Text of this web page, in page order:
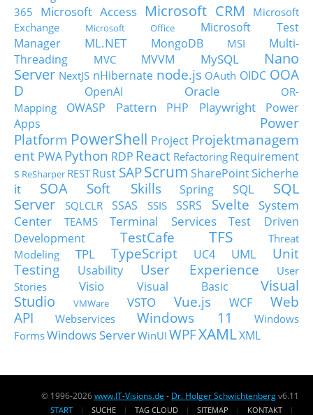
365
Microsoft Access Microsoft CRM
Microsoft
Exchange
Microsoft Office
Microsoft Test
Manager
ML.NET MongoDB MSI
Multi-
Threading
MVC MVVM MySQL
Nano
Server NextJS nHibernate node.js OAuth OIDC OOA
D
OpenAI Oracle
OR-
Mapping
OWASP Pattern PHP Playwright
Power
Apps
Power
Platform PowerShell Project Projektmanagem
ent PWA Python RDP React Refactoring Requirement
s ReSharper RESTRust SAPScrum SharePointSicherhe
it
SOA Soft Skills Spring SQL
SQL
Server
SQLCLR SSAS SSIS SSRS Svelte
System
Center
TEAMS Terminal Services
Test Driven
Development
TestCafe TFS
Threat
Modeling
TPL TypeScript UC4 UML
Unit
Testing
Usability User Experience
User
Stories
Visio Visual Basic
Visual
Studio
VMWare VSTO Vue.js WCF
Web
API
Webservices Windows 11
Windows
FormsWindows ServerWinUI WPFXAMLXML
© 1996-2026www.IT-Visions.de - Dr. Holger Schwichtenbergv6.11
START SUCHE TAG CLOUD SITEMAP
KONTAKT